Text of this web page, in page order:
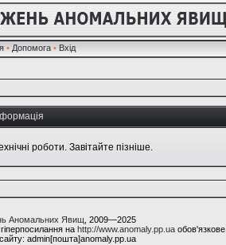
• Допомога • Вхід
роботи. Завітайте пізніше.
Аномальних Явищ , 2009—2025
на http://www.anomaly.pp.uaобов'язкове.
сайту: admin[пошта]anomaly.pp.ua